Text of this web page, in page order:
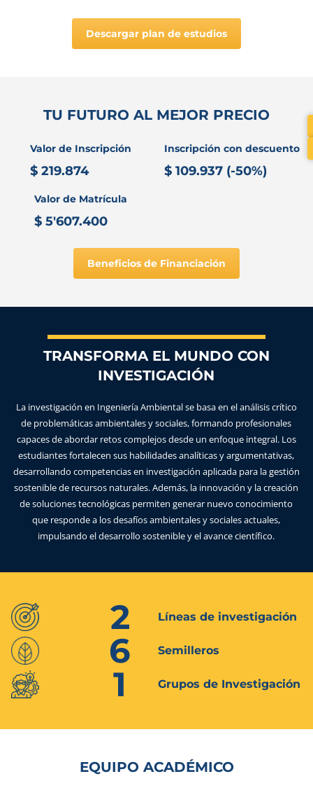
Descargar plan de estudios
TU FUTURO AL MEJOR PRECIO
Valor de Inscripción
$ 219.874
Inscripción con descuento
$ 109.937 (-50%)
Valor de Matrícula
$ 5'607.400
Beneficios de Financiación
TRANSFORMA EL MUNDO CON
INVESTIGACIÓN
La investigación en Ingeniería Ambiental se basa en el análisis crítico
de problemáticas ambientales y sociales, formando profesionales
capaces de abordar retos complejos desde un enfoque integral. Los
estudiantes fortalecen sus habilidades analíticas y argumentativas,
desarrollando competencias en investigación aplicada para la gestión
sostenible de recursos naturales. Además, la innovación y la creación
de soluciones tecnológicas permiten generar nuevo conocimiento
que responde a los desafíos ambientales y sociales actuales,
impulsando el desarrollo sostenible y el avance científico.
2 Líneas de investigación
6 Semilleros
1 Grupos de Investigación
EQUIPO ACADÉMICO